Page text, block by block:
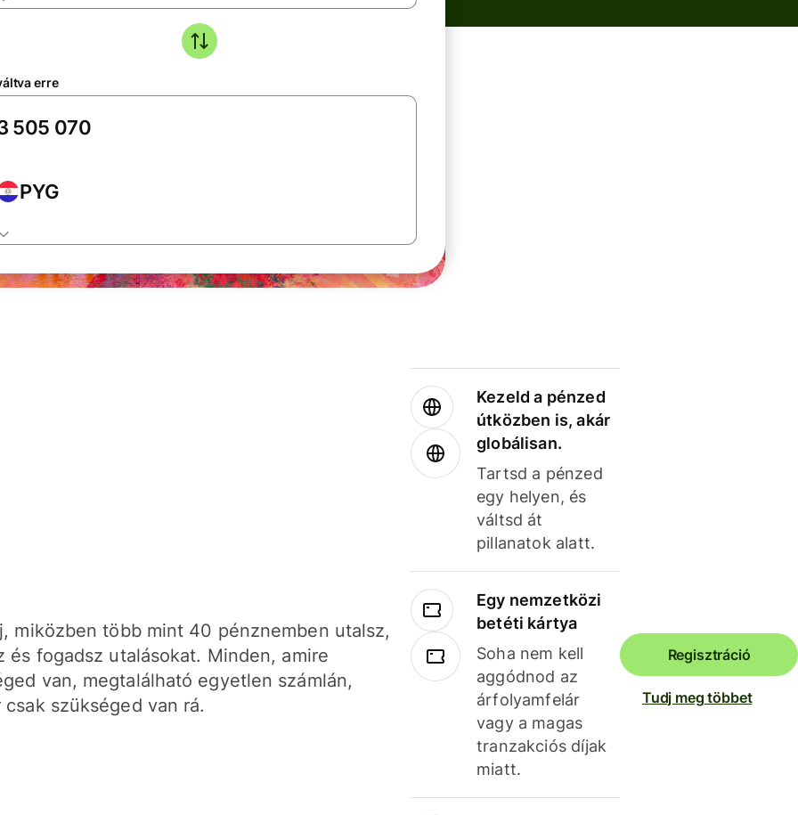
erre
PYG
miközben több mint 40 pénznemben utalsz,
és fogadsz utalásokat. Minden, amire
van, megtalálható egyetlen számlán,
csak szükséged van rá.
Kezeld a pénzed
útközben is, akár
globálisan.
Tartsd a pénzed
egy helyen, és
váltsd át
pillanatok alatt.
Egy nemzetközi
betéti kártya
Soha nem kell
aggódnod az
árfolyamfelár
vagy a magas
tranzakciós díjak
miatt.
Regisztráció
Tudj meg többet